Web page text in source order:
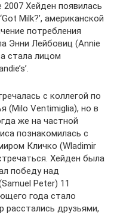
Хейден появилась
Milk?’, американской
потребления
Энни Лейбовиц (Annie
стала лицом
с коллегой по
(Milo Ventimiglia), но в
же на частной
познакомилась с
Кличко (Wladimir
Хейден была
победу над
Peter) 11
года стало
расстались друзьями,